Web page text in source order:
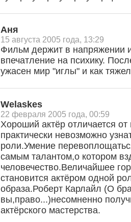
Аня
15 августа 2005 года, 13:29
Фильм держит в напряжении
впечатление на психику.
ужасен мир "иглы" и как
Welaskes
22 февраля 2005 года, 00:59
Хороший актёр отличается от
практически невозможно
роли.Умение
самым талантом,о котором
человечество.Величайшее
становится актёром одной
образа.Роберт Карлайл (О
вы,право...)несомненно
актёрского мастерства.